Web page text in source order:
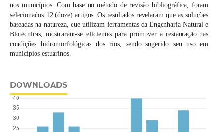
nos municípios. Com base no método de revisão bibliográfica, foram
selecionados 12 (doze) artigos. Os resultados revelaram que as soluções
baseadas na natureza, que utilizam ferramentas da Engenharia Natural e
Biotécnicas, mostraram-se eficientes para promover a restauração das
condições hidromorfológicas dos rios, sendo sugerido seu uso em
municípios estuarinos.
DOWNLOADS